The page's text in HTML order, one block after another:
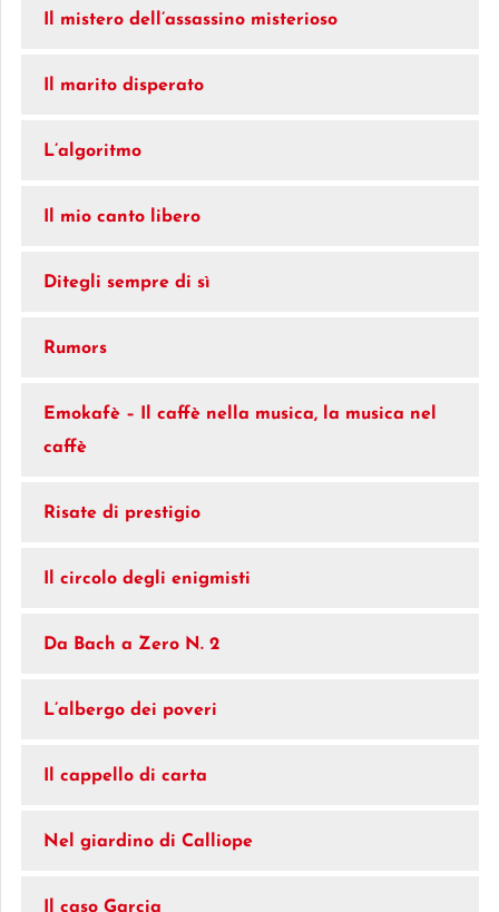
Il mistero dell’assassino misterioso
Il marito disperato
L’algoritmo
Il mio canto libero
Ditegli sempre di sì
Rumors
Emokafè – Il caffè nella musica, la musica nel
caffè
Risate di prestigio
Il circolo degli enigmisti
Da Bach a Zero N. 2
L’albergo dei poveri
Il cappello di carta
Nel giardino di Calliope
Il caso Garçia